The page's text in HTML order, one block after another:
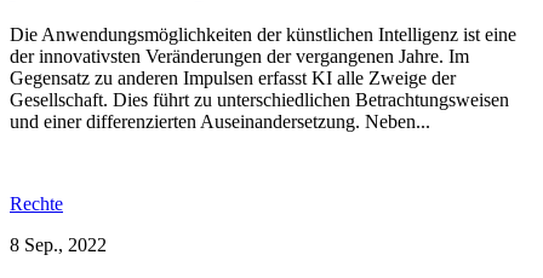
Die Anwendungsmöglichkeiten der künstlichen Intelligenz ist eine
der innovativsten Veränderungen der vergangenen Jahre. Im
Gegensatz zu anderen Impulsen erfasst KI alle Zweige der
Gesellschaft. Dies führt zu unterschiedlichen Betrachtungsweisen
und einer differenzierten Auseinandersetzung. Neben...
Rechte
8 Sep., 2022